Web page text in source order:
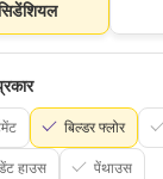
बिल्डर फ्लोर
हाउस पेंथाउस